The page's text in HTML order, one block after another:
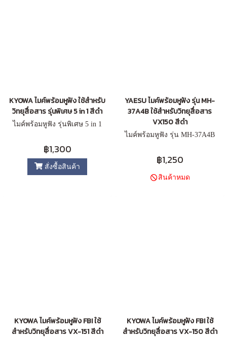
KYOWA ไมค์พร้อมหูฟัง ใช้สำหรับ
วิทยุสื่อสาร รุ่นพิเศษ 5 in 1 สีดำ
ไมค์พร้อมหูฟัง รุ่นพิเศษ 5 in 1
฿1,300
สั่งซื้อสินค้า
YAESU ไมค์พร้อมหูฟัง รุ่น MH-
37A4B ใช้สำหรับวิทยุสื่อสาร
VX150 สีดำ
ไมค์พร้อมหูฟัง รุ่น MH-37A4B
฿1,250
สินค้าหมด
KYOWA ไมค์พร้อมหูฟัง FBI ใช้
สำหรับวิทยุสื่อสาร VX-151 สีดำ
KYOWA ไมค์พร้อมหูฟัง FBI ใช้
สำหรับวิทยุสื่อสาร VX-150 สีดำ